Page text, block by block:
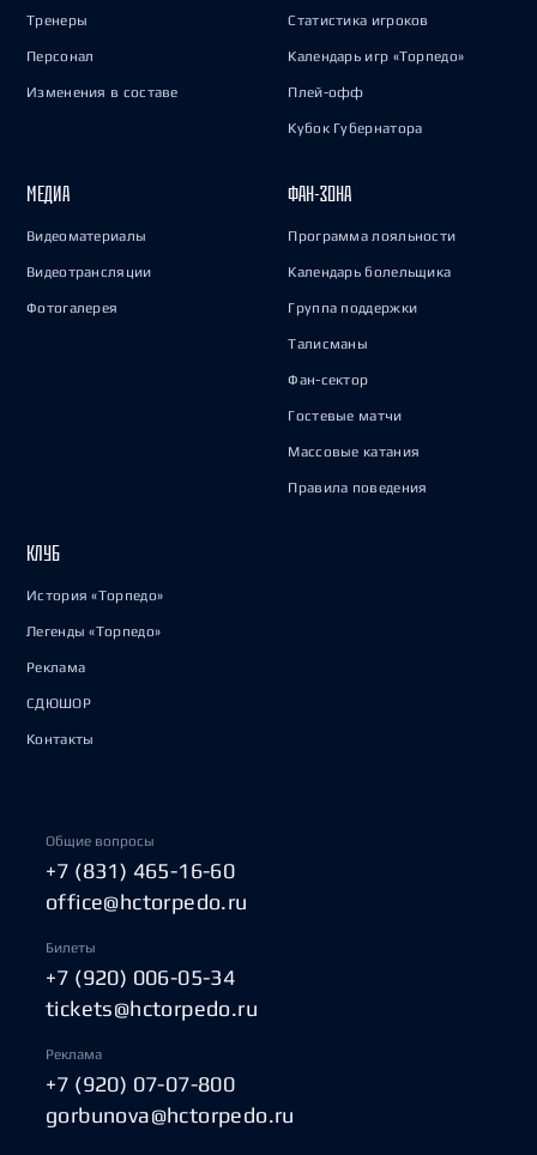
Тренеры
Персонал
Изменения в составе
Статистика игроков
Календарь игр «Торпедо»
Плей-офф
Кубок Губернатора
МЕДИА
Видеоматериалы
Видеотрансляции
Фотогалерея
ФАН-ЗОНА
Программа лояльности
Календарь болельщика
Группа поддержки
Талисманы
Фан-сектор
Гостевые матчи
Массовые катания
Правила поведения
КЛУБ
История «Торпедо»
Легенды «Торпедо»
Реклама
СДЮШОР
Контакты
Общие вопросы
+7 (831) 465-16-60
office@hctorpedo.ru
Билеты
+7 (920) 006-05-34
tickets@hctorpedo.ru
Реклама
+7 (920) 07-07-800
gorbunova@hctorpedo.ru